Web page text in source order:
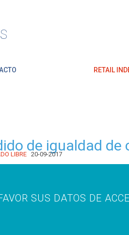
RETAIL
de igualdad de
LIBRE 20-09-2017
SUS DATOS DE